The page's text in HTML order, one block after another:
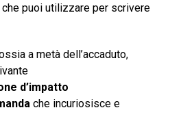
puoi utilizzare per scrivere
a metà dell’accaduto,
d’impatto
che incuriosisce e